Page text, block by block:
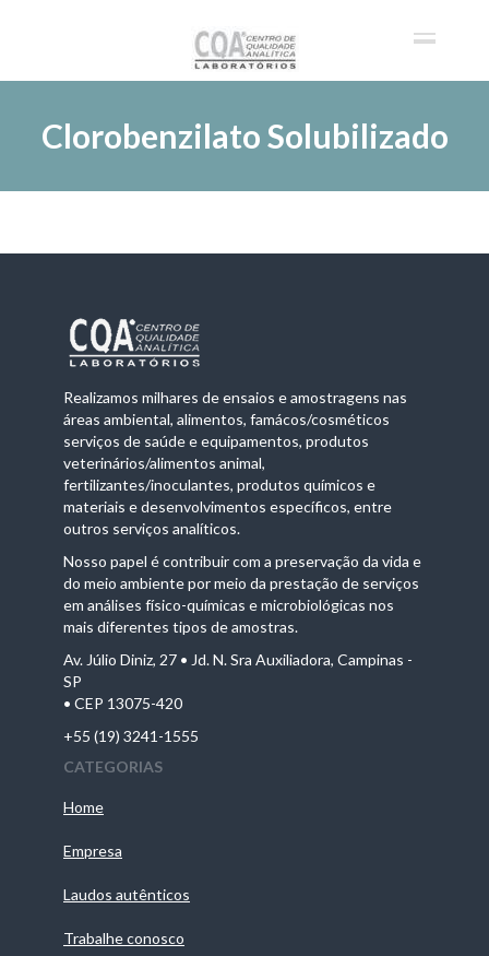
Clorobenzilato Solubilizado
Realizamos milhares de ensaios e amostragens nas
áreas ambiental, alimentos, famácos/cosméticos
serviços de saúde e equipamentos, produtos
veterinários/alimentos animal,
fertilizantes/inoculantes, produtos químicos e
materiais e desenvolvimentos específicos, entre
outros serviços analíticos.
Nosso papel é contribuir com a preservação da vida e
do meio ambiente por meio da prestação de serviços
em análises físico-químicas e microbiológicas nos
mais diferentes tipos de amostras.
Av. Júlio Diniz, 27 • Jd. N. Sra Auxiliadora, Campinas -
SP
• CEP 13075-420
+55 (19) 3241-1555
CATEGORIAS
Home
Empresa
Laudos autênticos
Trabalhe conosco